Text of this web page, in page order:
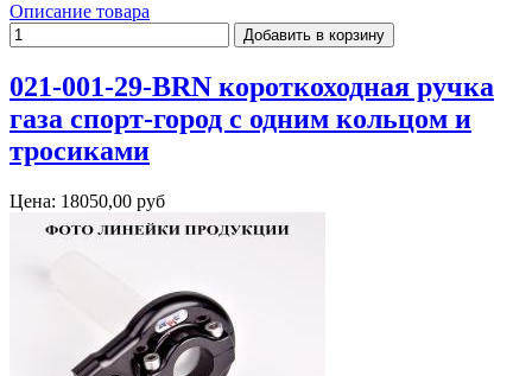
Описание товара
021-001-29-BRN короткоходная ручка
газа спорт-город с одним кольцом и
тросиками
Цена: 18050,00 руб